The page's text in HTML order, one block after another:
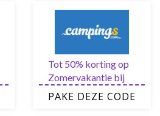
Tot 50% korting op
Zomervakantie bij
Campings.com
PAKE DEZE CODE